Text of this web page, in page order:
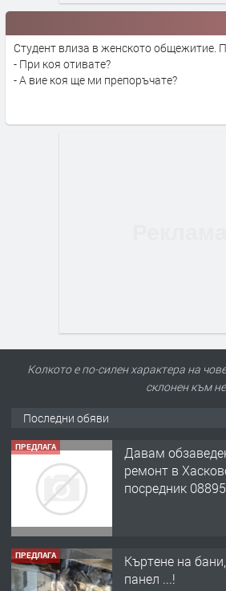
Студент влиза в женското общежитие.
- При коя отивате?
- А вие коя ще ми препоръчате?
Колкото е по-силен характера на
склонен към
Последни обяви
ПРЕДЛАГА
Давам
ремонт в
посредник
ПРЕДЛАГА
Къртене на
панел ...!